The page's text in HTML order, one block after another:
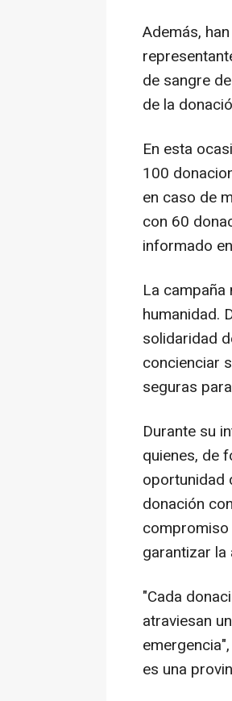
Además,
de sangre
de la
En esta
100
en caso de
con 60
informado
La
humanidad.
solidaridad
concienciar
seguras
Durante su
quienes, de
oportunidad
donación
garantizar la
"Cada
atraviesan
es una